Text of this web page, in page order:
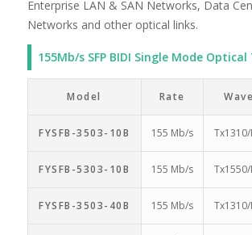
Enterprise LAN & SAN Networks, Data
Networks and other optical links.
155Mb/s SFP BIDI Single Mode
Model Rate
FYSFB-3503-10B 155 Mb/s
FYSFB-5303-10B 155 Mb/s
FYSFB-3503-40B 155 Mb/s